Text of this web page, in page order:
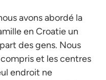
avons abordé la
en Croatie un
des gens. Nous
et les centres
endroit ne